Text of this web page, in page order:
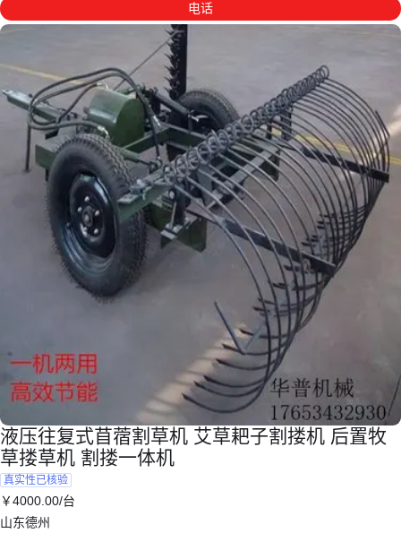
电话
液压往复式苜蓿割草机 艾草耙子割搂机 后置牧
草搂草机 割搂一体机
真实性已核验
￥4000 .00/台
山东德州